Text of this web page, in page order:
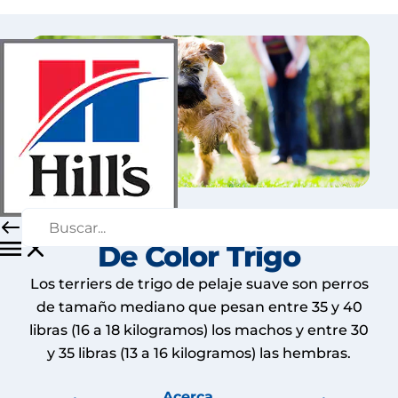
Terrier De Manto Suave
De Color Trigo
Los terriers de trigo de pelaje suave son perros
de tamaño mediano que pesan entre 35 y 40
libras (16 a 18 kilogramos) los machos y entre 30
y 35 libras (13 a 16 kilogramos) las hembras.